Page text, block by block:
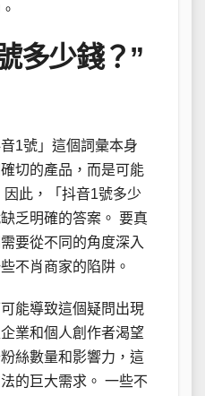
多少錢？”
1號」這個詞彙本身
切的產品，而是可能
此，「抖音1號多少
乏明確的答案。 要真
要從不同的角度深入
不肖商家的陷阱。
能導致這個疑問出現
業和個人創作者渴望
絲數量和影響力，這
的巨大需求。 一些不